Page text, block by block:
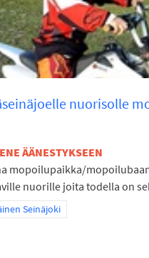
nuorisolle
ÄÄNESTYKSEEN
mopoilupaikka/
nuorille joita todella on
tulokset teeman mukaan:
Seinäjoki